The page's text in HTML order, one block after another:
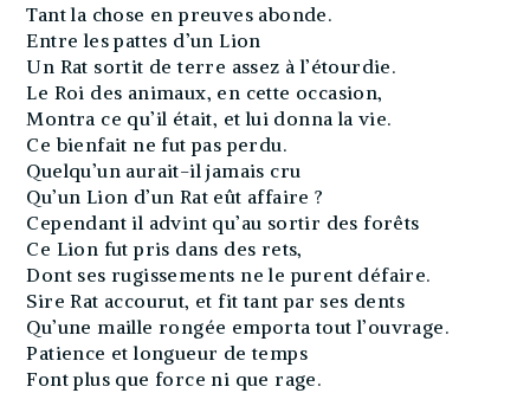
Tant la chose en preuves abonde.
Entre les pattes d’un Lion
Un Rat sortit de terre assez à l’étourdie.
Le Roi des animaux, en cette occasion,
Montra ce qu’il était, et lui donna la vie.
Ce bienfait ne fut pas perdu.
Quelqu’un aurait-il jamais cru
Qu’un Lion d’un Rat eût affaire ?
Cependant il advint qu’au sortir des forêts
Ce Lion fut pris dans des rets,
Dont ses rugissements ne le purent défaire.
Sire Rat accourut, et fit tant par ses dents
Qu’une maille rongée emporta tout l’ouvrage.
Patience et longueur de temps
Font plus que force ni que rage.